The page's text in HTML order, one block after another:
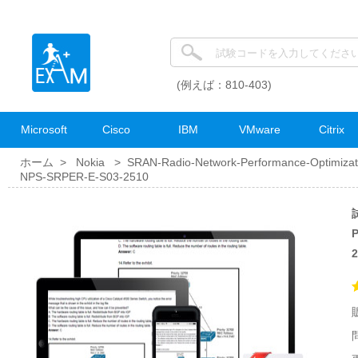
(例えば：810-403)
Microsoft Cisco IBM VMware Citrix
ホーム > Nokia > SRAN-Radio-Network-Performance-
NPS-SRPER-E-S03-2510